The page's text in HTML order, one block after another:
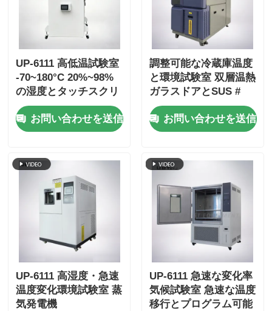
UP-6111 高低温試験室
-70~180°C 20%~98%
の湿度とタッチスクリ
ーン インテリジェント
制御お問い合わせを送信
調整可能な冷蔵庫温度
と環境試験室 双層温熱
ガラスドアとSUS #
304ステンレス鋼の内
部 お問い合わせを送信
UP-6111 高湿度・急速
温度変化環境試験室 蒸
気発電機
UP-6111 急速な変化率
気候試験室 急速な温度
移行とプログラム可能